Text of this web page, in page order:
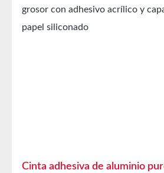
Cinta adhesiva de aluminio